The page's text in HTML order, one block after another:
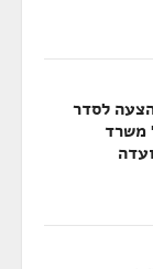
לסדר
משרד